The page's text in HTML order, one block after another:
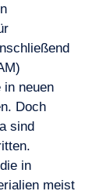
neuen
Doch
sind
in
meist